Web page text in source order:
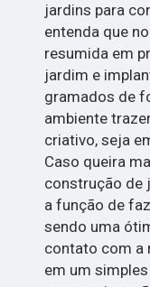
jardins para
entenda que
resumida em
jardim e
gramados de
ambiente
criativo, seja
Caso queira
construção de
a função de
sendo uma
contato com a
em um